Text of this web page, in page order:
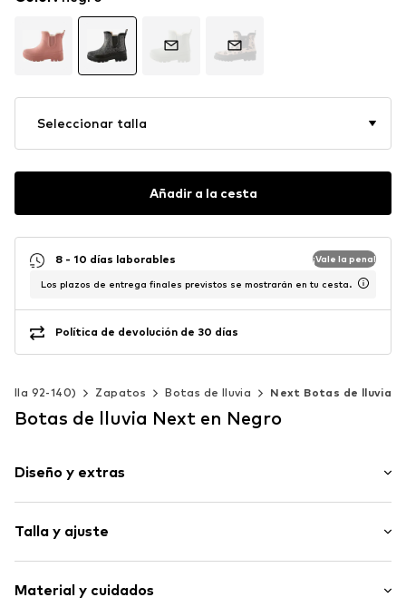
Seleccionar talla
Añadir a la cesta
8 - 10 días laborables ¡Vale la pena!
Los plazos de entrega finales previstos se mostrarán en tu cesta.
Política de devolución de 30 días
92-140) Zapatos Botas de lluvia Next Botas de lluvia
Botas de lluvia Next en Negro
Diseño y extras
Punta redonda
Slip
Artículo n.º Q9790111
Talla y ajuste
Material y cuidados